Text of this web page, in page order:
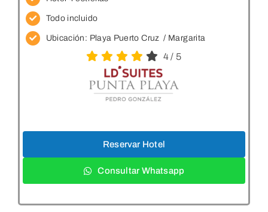
Todo incluido
Ubicación: Playa Puerto Cruz / Margarita
4/ 5
Reservar Hotel
Consultar Whatsapp